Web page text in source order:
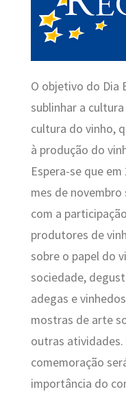
O objetivo do Dia
sublinhar a
cultura do vinho,
à produção do
Espera-se que
mes de
com a
produtores de
sobre o papel do
sociedade,
adegas e
mostras de arte
outras
comemoração
importância do